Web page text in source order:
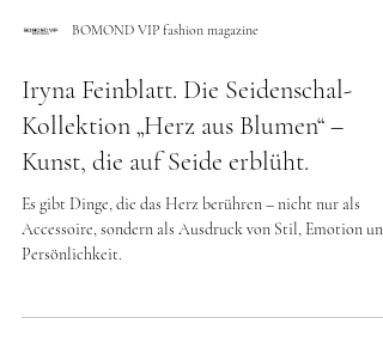
BOMOND VIP fashion magazine
Iryna Feinblatt. Die Seidenschal-
Kollektion „Herz aus Blumen“ –
Es gibt Dinge, die das Herz berühren – nicht nur als